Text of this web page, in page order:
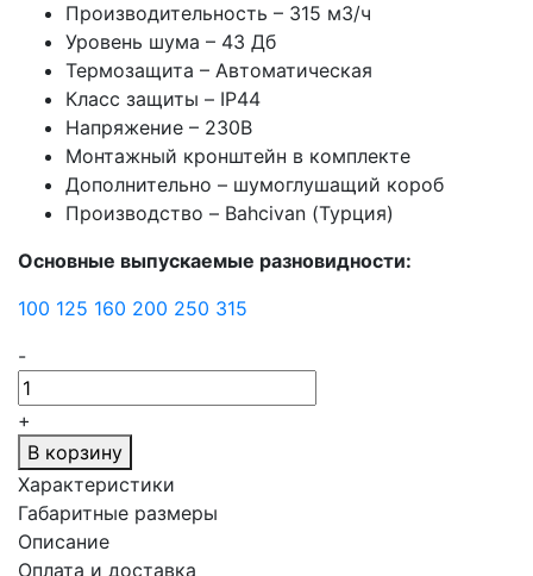
Производительность – 315 м3/ч
Уровень шума – 43 Дб
Термозащита – Автоматическая
Класс защиты – IP44
Напряжение – 230В
Монтажный кронштейн в комплекте
Дополнительно – шумоглушащий короб
Производство – Bahcivan (Турция)
Основные выпускаемые разновидности:
100 125 160 200 250 315
-
+
В корзину
Характеристики
Габаритные размеры
Описание
Оплата и доставка